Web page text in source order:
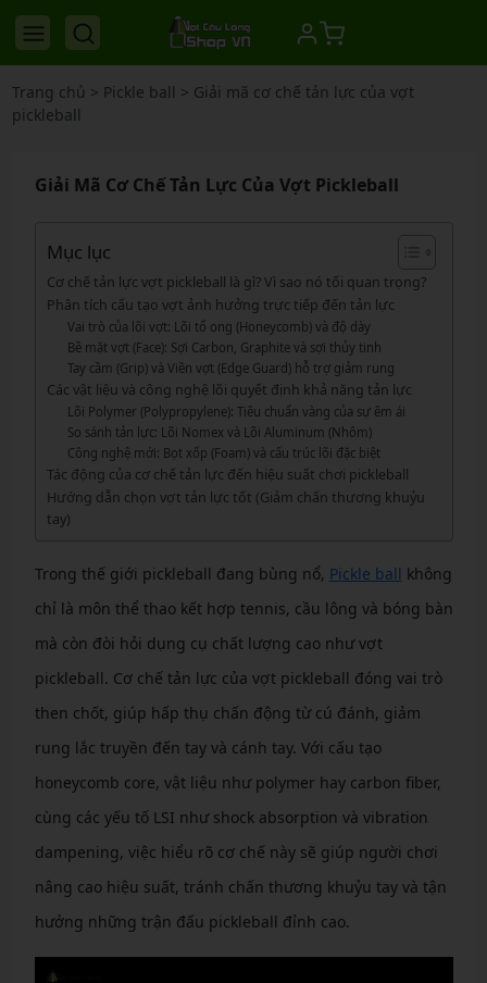
Trang chủ > Pickle ball > Giải mã cơ chế tản lực của vợt
pickleball
Giải Mã Cơ Chế Tản Lực Của Vợt Pickleball
Mục lục
Cơ chế tản lực vợt pickleball là gì? Vì sao nó tối quan trọng?
Phân tích cấu tạo vợt ảnh hưởng trực tiếp đến tản lực
Vai trò của lõi vợt: Lõi tổ ong (Honeycomb) và độ dày
Bề mặt vợt (Face): Sợi Carbon, Graphite và sợi thủy tinh
Tay cầm (Grip) và Viền vợt (Edge Guard) hỗ trợ giảm rung
Các vật liệu và công nghệ lõi quyết định khả năng tản lực
Lõi Polymer (Polypropylene): Tiêu chuẩn vàng của sự êm ái
So sánh tản lực: Lõi Nomex và Lõi Aluminum (Nhôm)
Công nghệ mới: Bọt xốp (Foam) và cấu trúc lõi đặc biệt
Tác động của cơ chế tản lực đến hiệu suất chơi pickleball
Hướng dẫn chọn vợt tản lực tốt (Giảm chấn thương khuỷu
tay)
Trong thế giới pickleball đang bùng nổ, Pickle ball không
chỉ là môn thể thao kết hợp tennis, cầu lông và bóng bàn
mà còn đòi hỏi dụng cụ chất lượng cao như vợt
pickleball. Cơ chế tản lực của vợt pickleball đóng vai trò
then chốt, giúp hấp thụ chấn động từ cú đánh, giảm
rung lắc truyền đến tay và cánh tay. Với cấu tạo
honeycomb core, vật liệu như polymer hay carbon fiber,
cùng các yếu tố LSI như shock absorption và vibration
dampening, việc hiểu rõ cơ chế này sẽ giúp người chơi
nâng cao hiệu suất, tránh chấn thương khuỷu tay và tận
hưởng những trận đấu pickleball đỉnh cao.